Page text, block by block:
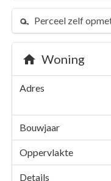
Perceel zelf
Woning
Adres
Bouwjaar
Oppervlakte
Details